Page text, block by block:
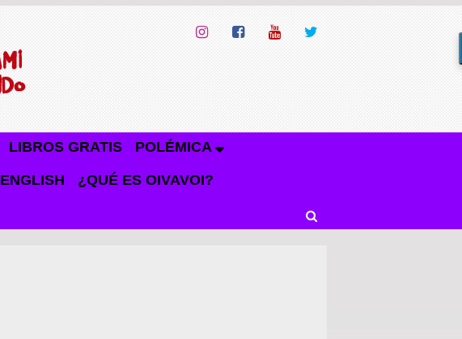
LIBROS GRATIS POLÉMICA
ENGLISH ¿QUÉ ES OIVAVOI?